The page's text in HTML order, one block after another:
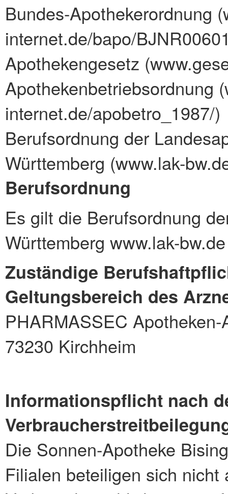
Bundes-Apothekerordnung (
internet.de/bapo/
Apothekengesetz (
Apothekenbetriebsordnung (
internet.de/apobetro_1987/)
Berufsordnung der
Württemberg (www.lak-
Berufsordnung
Es gilt die Berufsordnung
Württemberg www.lak-bw.de
Zuständige
Geltungsbereich des
PHARMASSEC
73230 Kirchheim
Informationspflicht nach
Die Sonnen-Apotheke
Filialen beteiligen sich nicht